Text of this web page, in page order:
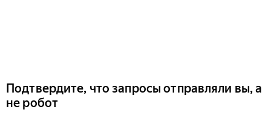
Подтвердите, что запросы отправляли вы, а
не робот